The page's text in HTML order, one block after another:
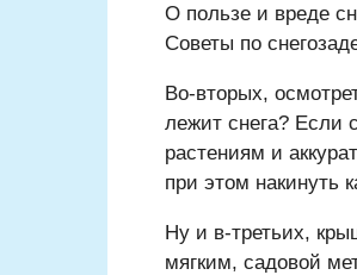
О пользе и вреде
Советы по
Во-вторых,
лежит снега? Если
растениям и
при этом накинуть
Ну и в-третьих,
мягким, садовой